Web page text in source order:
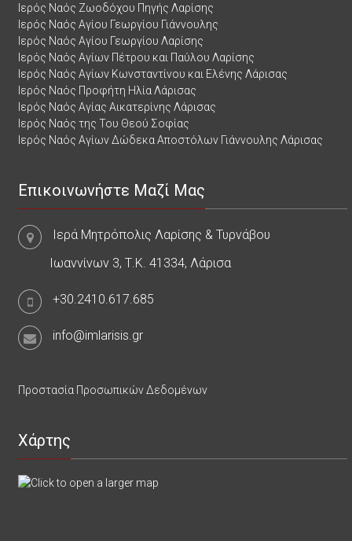
Ιερός Ναός Ζωοδόχου Πηγής Λαρίσης
Ιερός Ναός Αγίου Γεωργίου Γιάννουλης
Ιερός Ναός Αγίου Γεωργίου Λαρίσης
Ιερός Ναός Αγίων Πέτρου και Παύλου Λαρίσης
Ιερός Ναός Αγίων Κωνσταντίνου και Ελένης Λάρισας
Ιερός Ναός Προφήτη Ηλία Λάρισας
Ιερός Ναός Αγίας Αικατερίνης Λάρισας
Ιερός Ναός της Του Θεού Σοφίας
Ιερός Ναός Αγίων Δώδεκα Αποστόλων Γιάννουλης Λάρισας
Επικοινωνήστε Μαζί Μας
Ιερά Μητρόπολις Λαρίσης & Τυρνάβου
Ιωαννίνων 3, Τ.Κ. 41334, Λάρισα
+30.2410.617.685
info@imlarisis.gr
Προστασία Προσωπικών Δεδομένων
Χάρτης